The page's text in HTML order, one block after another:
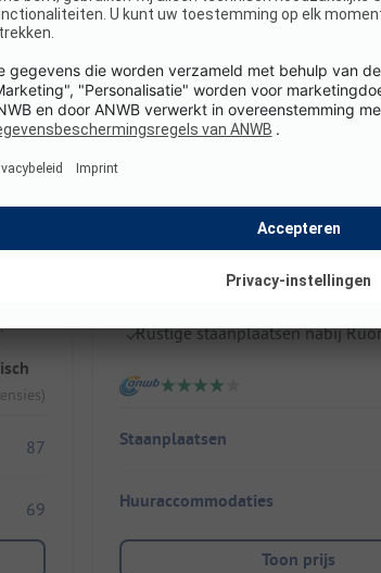
87
69
Frankrijk / Auvergne-rhône-alpes /
Ideaal voor gezinnen met hond
Rustige staanplaatsen nabij
Staanplaatsen
Huuraccommodaties
Toon prijs